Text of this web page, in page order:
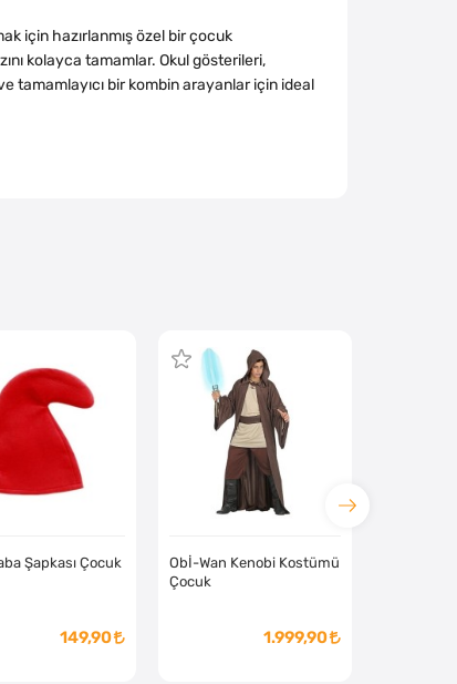
için hazırlanmış özel bir çocuk
kolayca tamamlar. Okul gösterileri,
tamamlayıcı bir kombin arayanlar için ideal
Şapkası Çocuk
149,90
Obİ-Wan Kenobi Kostümü
Çocuk
1.999,90